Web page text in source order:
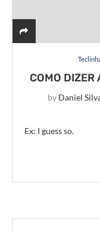
COMO DIZER
by Daniel
Ex: I guess so.